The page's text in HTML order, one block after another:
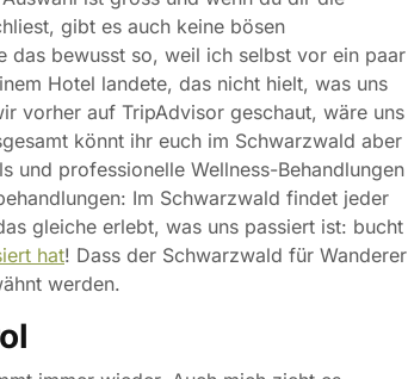
gibt es auch keine bösen
das bewusst so, weil ich selbst vor ein paar
Hotel landete, das nicht hielt, was uns
vorher auf TripAdvisor geschaut, wäre uns
könnt ihr euch im Schwarzwald aber
und professionelle Wellness-Behandlungen
Im Schwarzwald findet jeder
gleiche erlebt, was uns passiert ist: bucht
hat! Dass der Schwarzwald für Wanderer
werden.